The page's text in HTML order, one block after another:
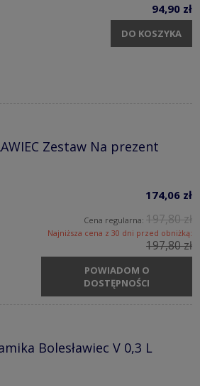
94,90 zł
DO KOSZYKA
Zestaw Na prezent
174,06 zł
Cena regularna: 197,80 zł
Najniższa cena z 30 dni przed obniżką:
197,80 zł
POWIADOM O
DOSTĘPNOŚCI
Bolesławiec V 0,3 L